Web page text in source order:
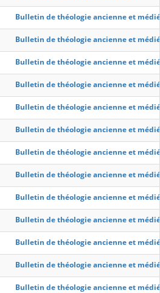
Bulletin de théologie ancienne et
Bulletin de théologie ancienne et
Bulletin de théologie ancienne et
Bulletin de théologie ancienne et
Bulletin de théologie ancienne et
Bulletin de théologie ancienne et
Bulletin de théologie ancienne et
Bulletin de théologie ancienne et
Bulletin de théologie ancienne et
Bulletin de théologie ancienne et
Bulletin de théologie ancienne et
Bulletin de théologie ancienne et
Bulletin de théologie ancienne et